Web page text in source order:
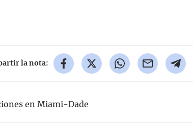
la nota:
en Miami-Dade